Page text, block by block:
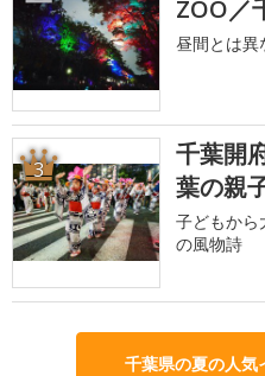
ZOO／
昼間とは異
3
千葉開
葉の親
子どもから
の風物詩
千葉県の夏の人気